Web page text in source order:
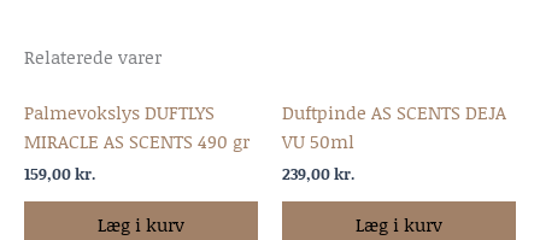
Relaterede varer
Palmevokslys DUFTLYS
MIRACLE AS SCENTS 490 gr
159,00kr.
Læg i kurv
Duftpinde AS SCENTS DEJA
VU 50ml
239,00kr.
Læg i kurv